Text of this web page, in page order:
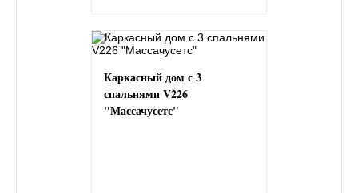
Каркасный дом с 3
спальнями V226
"Массачусетс"